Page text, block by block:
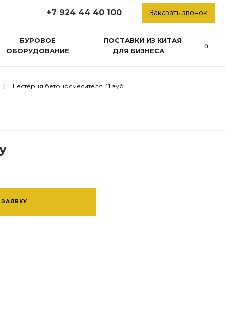
+7 924 44 40 100 Заказать звонок
БУРОВОЕ
ОБОРУДОВАНИЕ
ПОСТАВКИ ИЗ КИТАЯ
ДЛЯ БИЗНЕСА
/ Шестерня бетоносмесителя 41 зуб